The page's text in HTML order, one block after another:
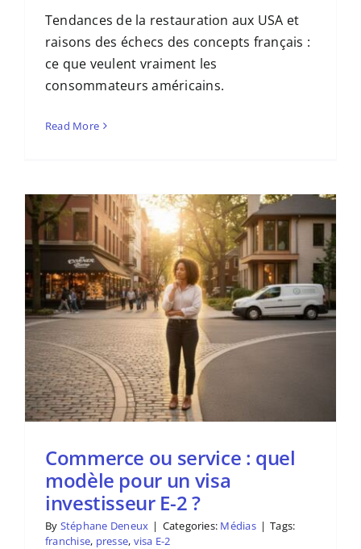
Tendances de la restauration aux USA et
raisons des échecs des concepts français :
ce que veulent vraiment les
consommateurs américains.
Read More
Commerce ou service : quel
modèle pour un visa
investisseur E-2 ?
By Stéphane Deneux | Categories: Médias | Tags:
franchise, presse, visa E-2